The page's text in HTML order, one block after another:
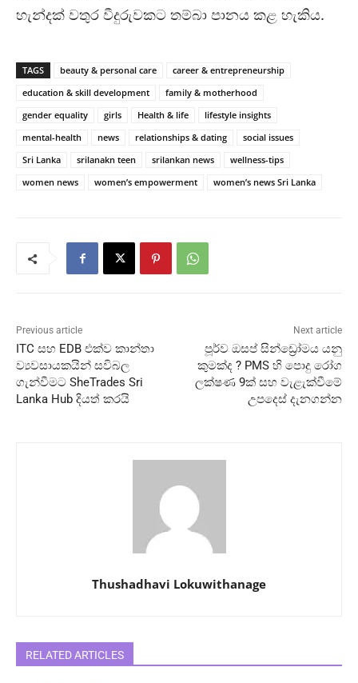
හැන්දක් වතුර වීදුරුවකට තම්බා පානය කළ හැකිය.
TAGS beauty & personal care
career & entrepreneurship
education & skill development
family & motherhood
gender equality
girls Health & life
lifestyle insights
mental-health
news relationships & dating
social issues
Sri Lanka
srilanakn teen srilankan news
wellness-tips
women news
women’s empowerment women’s news Sri Lanka
Previous article
ITC සහ EDB එක්ව කාන්තා
ව්‍යවසායකයින් සවිබල
ගැන්වීමට SheTrades Sri
Lanka Hub දියත් කරයි
Next article
පූර්ව ඔසප් සින්ඩ්‍රෝමය යනු
කුමක්ද ? PMS හි පොදු රෝග
ලක්ෂණ 9ක් සහ වැළැක්වීමේ
උපදෙස් දැනගන්න
Thushadhavi Lokuwithanage
RELATED ARTICLES